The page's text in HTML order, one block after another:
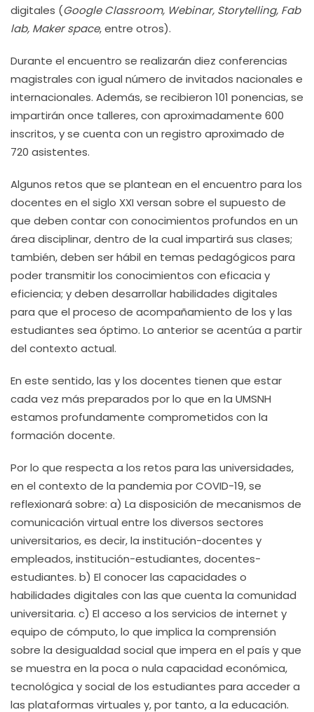
digitales (Google Classroom, Webinar, Storytelling, Fab
lab, Maker space, entre otros).
Durante el encuentro se realizarán diez conferencias
magistrales con igual número de invitados nacionales e
internacionales. Además, se recibieron 101 ponencias, se
impartirán once talleres, con aproximadamente 600
inscritos, y se cuenta con un registro aproximado de
720 asistentes.
Algunos retos que se plantean en el encuentro para los
docentes en el siglo XXI versan sobre el supuesto de
que deben contar con conocimientos profundos en un
área disciplinar, dentro de la cual impartirá sus clases;
también, deben ser hábil en temas pedagógicos para
poder transmitir los conocimientos con eficacia y
eficiencia; y deben desarrollar habilidades digitales
para que el proceso de acompañamiento de los y las
estudiantes sea óptimo. Lo anterior se acentúa a partir
del contexto actual.
En este sentido, las y los docentes tienen que estar
cada vez más preparados por lo que en la UMSNH
estamos profundamente comprometidos con la
formación docente.
Por lo que respecta a los retos para las universidades,
en el contexto de la pandemia por COVID-19, se
reflexionará sobre: a) La disposición de mecanismos de
comunicación virtual entre los diversos sectores
universitarios, es decir, la institución-docentes y
empleados, institución-estudiantes, docentes-
estudiantes. b) El conocer las capacidades o
habilidades digitales con las que cuenta la comunidad
universitaria. c) El acceso a los servicios de internet y
equipo de cómputo, lo que implica la comprensión
sobre la desigualdad social que impera en el país y que
se muestra en la poca o nula capacidad económica,
tecnológica y social de los estudiantes para acceder a
las plataformas virtuales y, por tanto, a la educación.